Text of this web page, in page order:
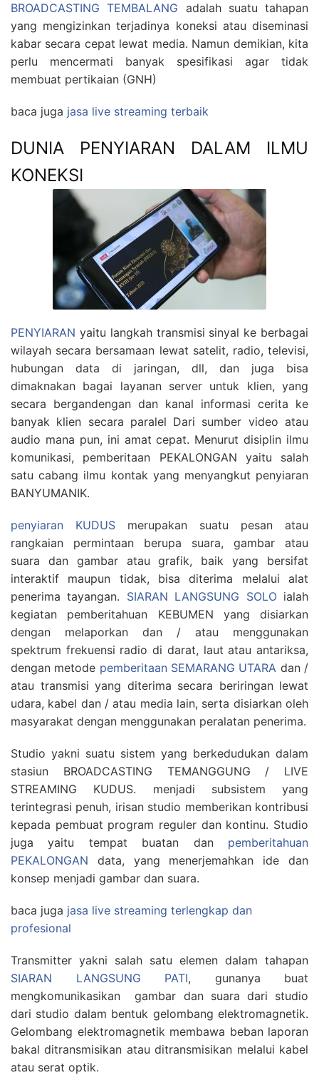
BROADCASTING TEMBALANG adalah suatu tahapan
yang mengizinkan terjadinya koneksi atau diseminasi
kabar secara cepat lewat media. Namun demikian, kita
perlu mencermati banyak spesifikasi agar tidak
membuat pertikaian (GNH)
baca juga jasa live streaming terbaik
DUNIA PENYIARAN DALAM ILMU
KONEKSI
PENYIARAN yaitu langkah transmisi sinyal ke berbagai
wilayah secara bersamaan lewat satelit, radio, televisi,
hubungan data di jaringan, dll, dan juga bisa
dimaknakan bagai layanan server untuk klien, yang
secara bergandengan dan kanal informasi cerita ke
banyak klien secara paralel Dari sumber video atau
audio mana pun, ini amat cepat. Menurut disiplin ilmu
komunikasi, pemberitaan PEKALONGAN yaitu salah
satu cabang ilmu kontak yang menyangkut penyiaran
BANYUMANIK.
penyiaran KUDUS merupakan suatu pesan atau
rangkaian permintaan berupa suara, gambar atau
suara dan gambar atau grafik, baik yang bersifat
interaktif maupun tidak, bisa diterima melalui alat
penerima tayangan. SIARAN LANGSUNG SOLOialah
kegiatan pemberitahuan KEBUMEN yang disiarkan
dengan melaporkan dan / atau menggunakan
spektrum frekuensi radio di darat, laut atau antariksa,
dengan metode pemberitaan SEMARANG UTARA dan /
atau transmisi yang diterima secara beriringan lewat
udara, kabel dan / atau media lain, serta disiarkan oleh
masyarakat dengan menggunakan peralatan penerima.
Studio yakni suatu sistem yang berkedudukan dalam
stasiun BROADCASTING TEMANGGUNG / LIVE
STREAMING KUDUS. menjadi subsistem yang
terintegrasi penuh, irisan studio memberikan kontribusi
kepada pembuat program reguler dan kontinu. Studio
juga yaitu tempat buatan dan pemberitahuan
PEKALONGAN data, yang menerjemahkan ide dan
konsep menjadi gambar dan suara.
baca juga jasa live streaming terlengkap dan
profesional
Transmitter yakni salah satu elemen dalam tahapan
SIARAN LANGSUNG PATI, gunanya buat
mengkomunikasikan gambar dan suara dari studio
dari studio dalam bentuk gelombang elektromagnetik.
Gelombang elektromagnetik membawa beban laporan
bakal ditransmisikan atau ditransmisikan melalui kabel
atau serat optik.